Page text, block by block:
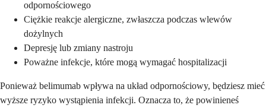
odpornościowego
Ciężkie reakcje alergiczne, zwłaszcza podczas wlewów
dożylnych
Depresję lub zmiany nastroju
Poważne infekcje, które mogą wymagać hospitalizacji
Ponieważ belimumab wpływa na układ odpornościowy, będziesz mieć
wyższe ryzyko wystąpienia infekcji. Oznacza to, że powinieneś